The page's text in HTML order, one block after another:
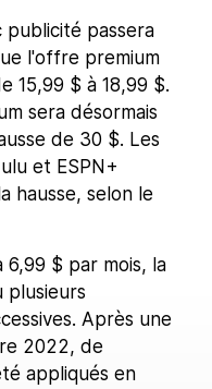
publicité passera
l'offre premium
15,99 $ à 18,99 $.
sera désormais
de 30 $. Les
et ESPN+
hausse, selon le
6,99 $ par mois, la
plusieurs
Après une
2022, de
appliqués en